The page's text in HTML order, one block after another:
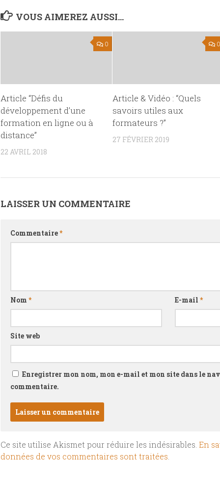
VOUS AIMEREZ AUSSI...
0
Article “Défis du
développement d’une
formation en ligne ou à
distance”
22 AVRIL 2018
0
Article & Vidéo : “Quels
savoirs utiles aux
formateurs ?”
27 FÉVRIER 2019
LAISSER UN COMMENTAIRE
Commentaire*
Nom * E-mail *
Site web
Enregistrer mon nom, mon e-mail et mon site dans le
commentaire.
Ce site utilise Akismet pour réduire les indésirables. En
données de vos commentaires sont traitées.